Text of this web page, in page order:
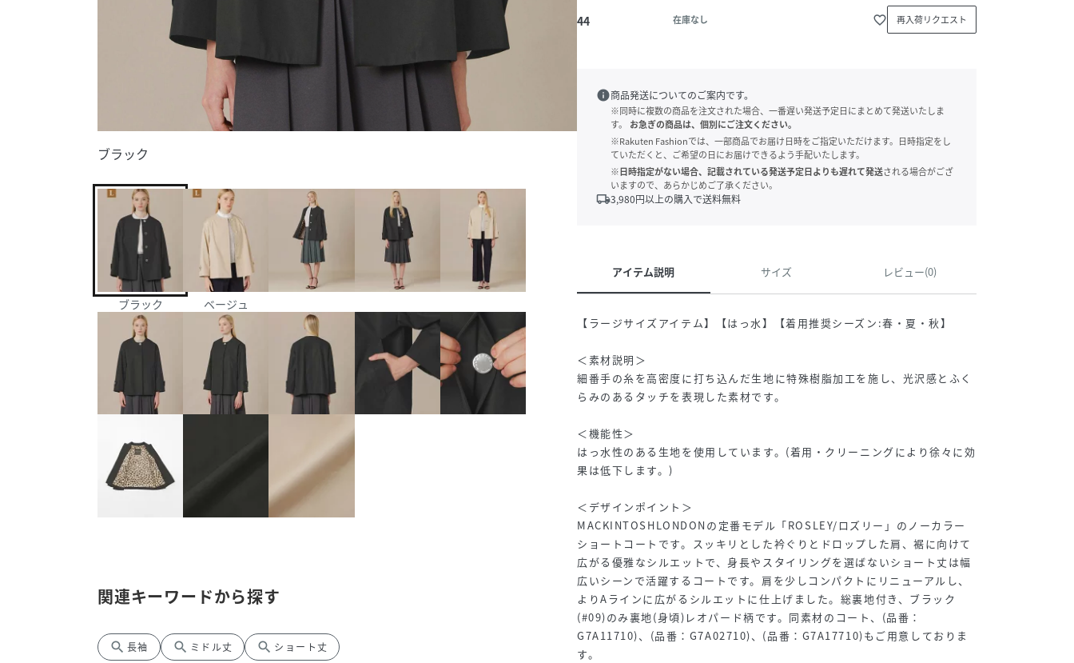
ブラック
ブラック ベージュ
関連キーワードから探す
search 長袖 search ミドル丈 search ショート丈
44 在庫なし favorite_border 再入荷リクエスト
info商品発送についてのご案内です。
※同時に複数の商品を注文された場合、一番遅い発送予定日にまとめて発送いたしま
す。
お急ぎの商品は、個別にご注文ください。
※Rakuten Fashionでは、一部商品でお届け日時をご指定いただけます。日時指定をし
ていただくと、ご希望の日にお届けできるよう手配いたします。
※日時指定がない場合、記載されている発送予定日よりも遅れて発送される場合がござ
いますので、あらかじめご了承ください。
local_shipping3,980円以上の購入で送料無料
アイテム説明 サイズ レビュー(0)
【ラージサイズアイテム】【はっ水】【着用推奨シーズン:春・夏・秋】
＜素材説明＞
細番手の糸を高密度に打ち込んだ生地に特殊樹脂加工を施し、光沢感とふく
らみのあるタッチを表現した素材です。
＜機能性＞
はっ水性のある生地を使用しています。(着用・クリーニングにより徐々に効
果は低下します。)
＜デザインポイント＞
MACKINTOSHLONDONの定番モデル「ROSLEY/ロズリー」のノーカラー
ショートコートです。スッキリとした衿ぐりとドロップした肩、裾に向けて
広がる優雅なシルエットで、身長やスタイリングを選ばないショート丈は幅
広いシーンで活躍するコートです。肩を少しコンパクトにリニューアルし、
よりAラインに広がるシルエットに仕上げました。総裏地付き、ブラック
(#09)のみ裏地(身頃)レオパード柄です。同素材のコート、(品番：
G7A11710)、(品番：G7A02710)、(品番：G7A17710)もご用意しておりま
す。